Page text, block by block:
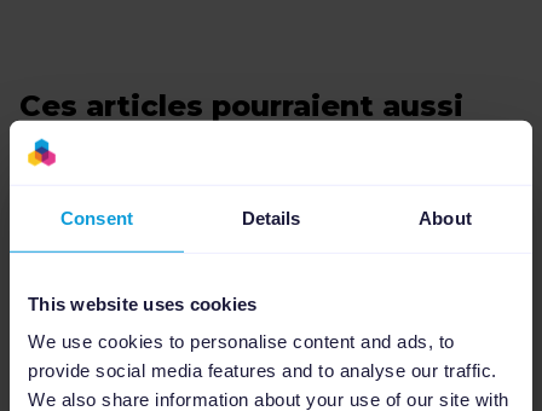
Consent Details About
This website uses cookies
We use cookies to personalise content and ads, to
provide social media features and to analyse our traffic.
We also share information about your use of our site with
Ces articles pourraient aussi
vous intéresser